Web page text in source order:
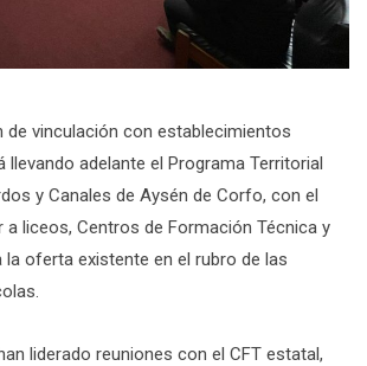
de vinculación con establecimientos
llevando adelante el Programa Territorial
y Canales de Aysén de Corfo, con el
a liceos, Centros de Formación Técnica y
la oferta existente en el rubro de las
liderado reuniones con el CFT estatal,